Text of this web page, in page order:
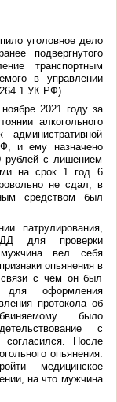
уголовное дело
подвергнутого
транспортным
в управлении
УК РФ).
2021 году за
алкогольного
и ему назначено
рублей с лишением
на срок 1 год 6
не сдал, в
средством был
патрулирования,
для проверки
мужчина вел себя
опьянения в
с чем он был
для оформления
протокола об
было
с
После
опьянения.
медицинское
на что мужчина